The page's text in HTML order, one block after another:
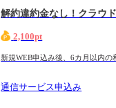
解約違約金なし！クラウ
2,100pt
新規WEB申込み後、6カ月以内の
通信サービス申込み